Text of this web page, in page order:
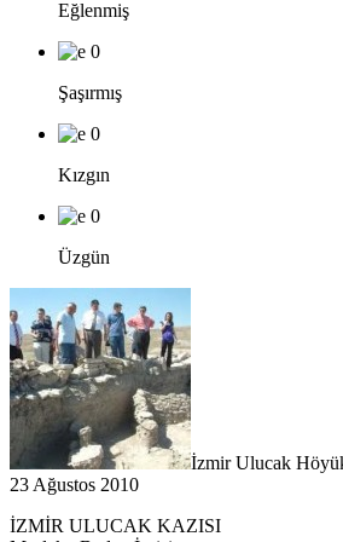
Eğlenmiş
0
Şaşırmış
0
Kızgın
0
Üzgün
İzmir Ulucak
23 Ağustos 2010
İZMİR ULUCAK KAZISI